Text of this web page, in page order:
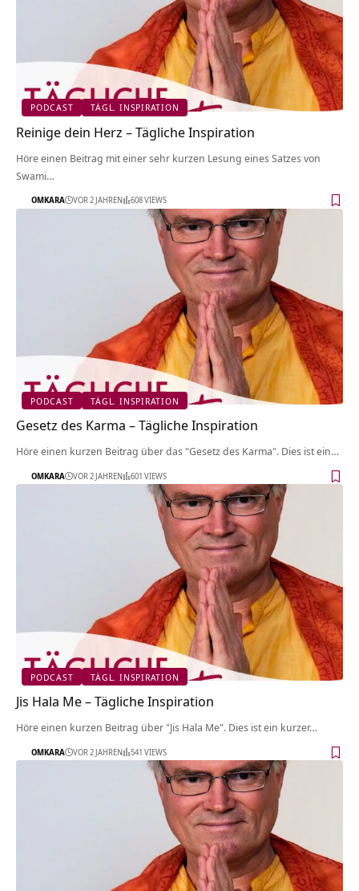
PODCAST TÄGL. INSPIRATION
Reinige dein Herz – Tägliche Inspiration
Höre einen Beitrag mit einer sehr kurzen Lesung eines Satzes von
Swami…
OMKARA VOR 2 JAHREN 608 VIEWS
PODCAST TÄGL. INSPIRATION
Gesetz des Karma – Tägliche Inspiration
Höre einen kurzen Beitrag über das "Gesetz des Karma". Dies ist ein…
OMKARA VOR 2 JAHREN 601 VIEWS
PODCAST TÄGL. INSPIRATION
Jis Hala Me – Tägliche Inspiration
Höre einen kurzen Beitrag über "Jis Hala Me". Dies ist ein kurzer…
OMKARA VOR 2 JAHREN 541 VIEWS